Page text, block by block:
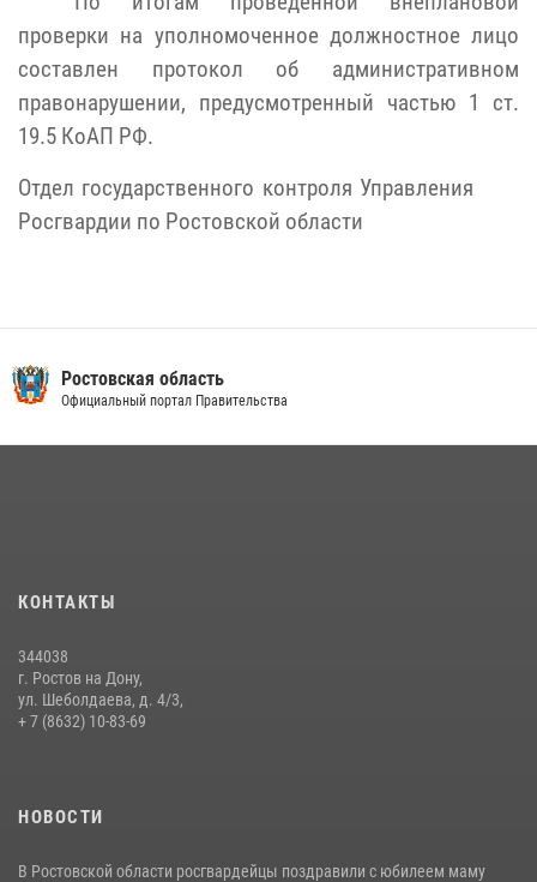
проверки на уполномоченное должностное лицо
составлен протокол об административном
правонарушении, предусмотренный частью 1 ст.
19.5 КоАП РФ.
Отдел государственного контроля Управления
Росгвардии по Ростовской области
Ростовская область
Официальный портал Правительства
КОНТАКТЫ
344038
г. Ростов на Дону,
ул. Шеболдаева, д. 4/3,
+ 7 (8632) 10-83-69
НОВОСТИ
В Ростовской области росгвардейцы поздравили с юбилеем маму